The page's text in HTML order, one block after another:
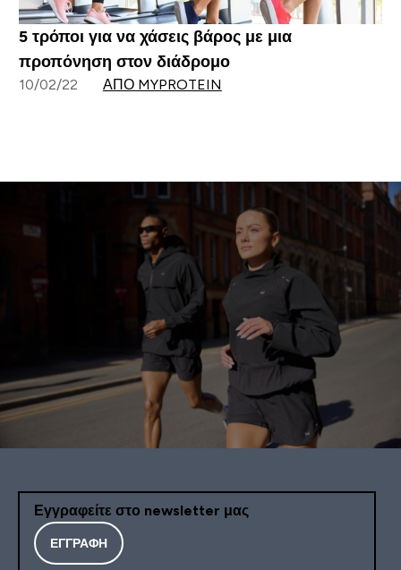
5 τρόποι για να χάσεις βάρος με μια
προπόνηση στον διάδρομο
10/02/22 ΑΠΌ MYPROTEIN
Εγγραφείτε στο newsletter μας
ΕΓΓΡΑΦΉ